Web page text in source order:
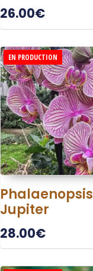
26.00€
EN PRODUCTION
Phalaenopsis
Jupiter
28.00€